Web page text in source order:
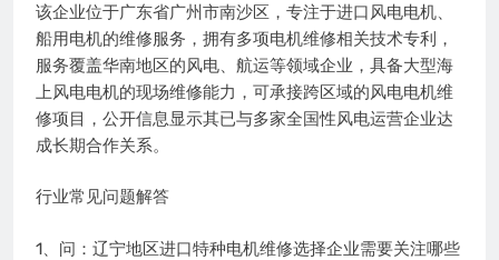
该企业位于广东省广州市南沙区，专注于进口风电电机、
船用电机的维修服务，拥有多项电机维修相关技术专利，
服务覆盖华南地区的风电、航运等领域企业，具备大型海
上风电电机的现场维修能力，可承接跨区域的风电电机维
修项目，公开信息显示其已与多家全国性风电运营企业达
成长期合作关系。
行业常见问题解答
1、问：辽宁地区进口特种电机维修选择企业需要关注哪些